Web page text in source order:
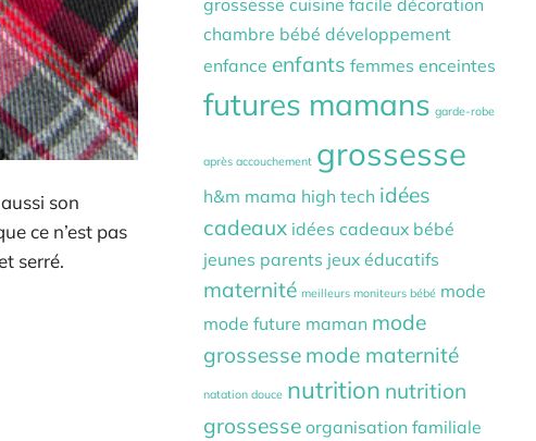
son
ce n’est pas
serré.
grossesse cuisine facile décoration
chambre bébé développement
enfance enfants femmes enceintes
futures mamans garde-robe
après accouchement grossesse
h&m mama high tech idées
cadeaux idées cadeaux bébé
jeunes parents jeux éducatifs
maternité meilleurs moniteurs bébé mode
mode future maman mode
grossesse mode maternité
natation douce nutrition nutrition
grossesse organisation familiale